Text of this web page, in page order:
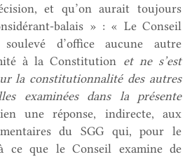
et qu’on aurait toujours
balais » : « Le Conseil
d’office aucune autre
à la Constitution et ne s’est
la constitutionnalité des autres
examinées dans la présente
une réponse, indirecte, aux
du SGG qui, pour le
ce que le Conseil examine de